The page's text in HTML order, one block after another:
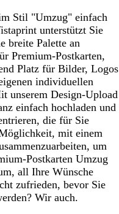
Stil "Umzug" einfach
unterstützt Sie
breite Palette an
Premium-Postkarten,
Platz für Bilder, Logos
individuellen
unserem Design-Upload
einfach hochladen und
die für Sie
mit einem
um
Postkarten Umzug
all Ihre Wünsche
zufrieden, bevor Sie
Wir auch.